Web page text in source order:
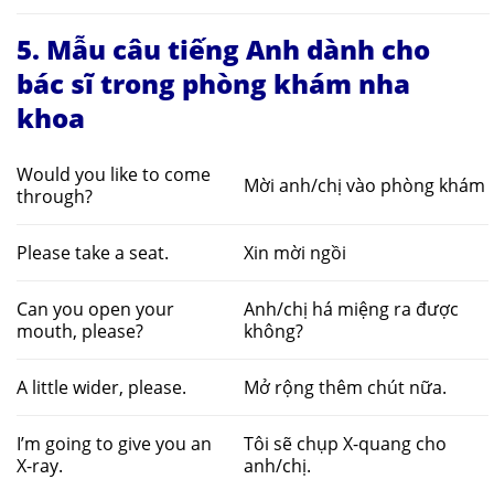
5. Mẫu câu tiếng Anh dành cho
bác sĩ trong phòng khám nha
khoa
Would you like to come
through?
Mời anh/chị vào phòng khám
Please take a seat. Xin mời ngồi
Can you open your
mouth, please?
Anh/chị há miệng ra được
không?
A little wider, please. Mở rộng thêm chút nữa.
I’m going to give you an
X-ray.
Tôi sẽ chụp X-quang cho
anh/chị.